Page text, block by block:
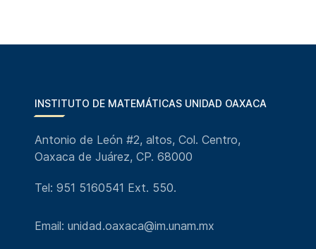
INSTITUTO DE MATEMÁTICAS UNIDAD OAXACA
Antonio de León #2, altos, Col. Centro,
Oaxaca de Juárez, CP. 68000
Tel: 951 5160541 Ext. 550.
Email: unidad.oaxaca@im.unam.mx